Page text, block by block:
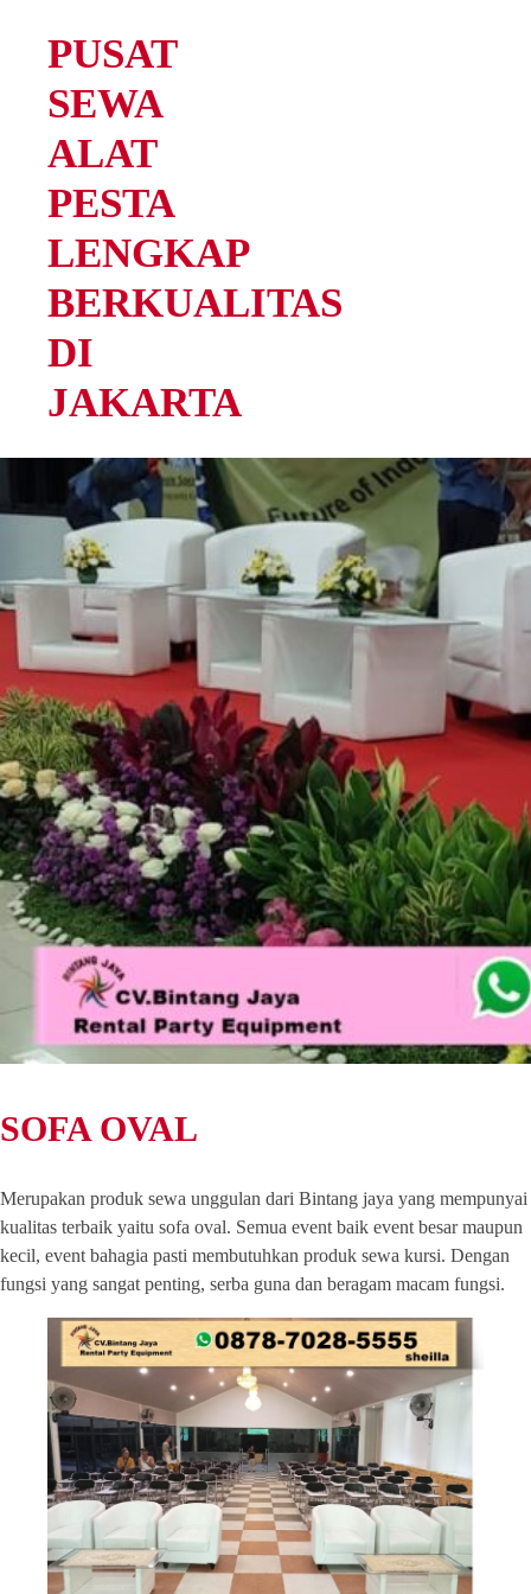
PUSAT
SEWA
ALAT
PESTA
LENGKAP
BERKUALITAS
DI
JAKARTA
SOFA OVAL
Merupakan produk sewa unggulan dari Bintang jaya yang mempunyai
kualitas terbaik yaitu sofa oval. Semua event baik event besar maupun
kecil, event bahagia pasti membutuhkan produk sewa kursi. Dengan
fungsi yang sangat penting, serba guna dan beragam macam fungsi.